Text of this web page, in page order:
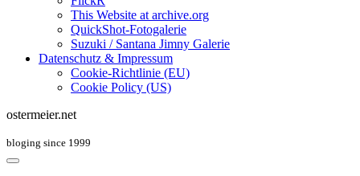
This Website at archive.org
QuickShot-Fotogalerie
Suzuki / Santana Jimny Galerie
Datenschutz & Impressum
Cookie-Richtlinie (EU)
Cookie Policy (US)
ostermeier.net
bloging since 1999